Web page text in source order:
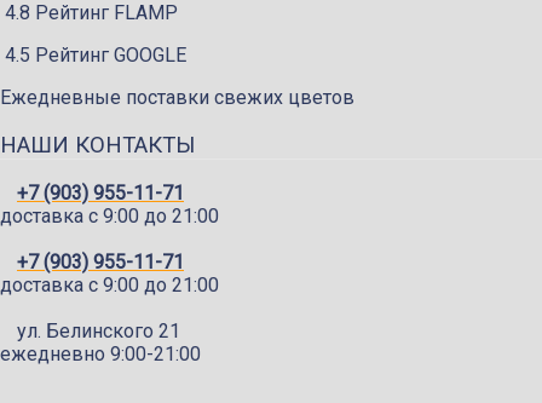
4.8 Рейтинг FLAMP
4.5 Рейтинг GOOGLE
Ежедневные поставки свежих цветов
НАШИ КОНТАКТЫ
+7 (903) 955-11-71
доставка c 9:00 до 21:00
+7 (903) 955-11-71
доставка c 9:00 до 21:00
ул. Белинского 21
ежедневно 9:00-21:00